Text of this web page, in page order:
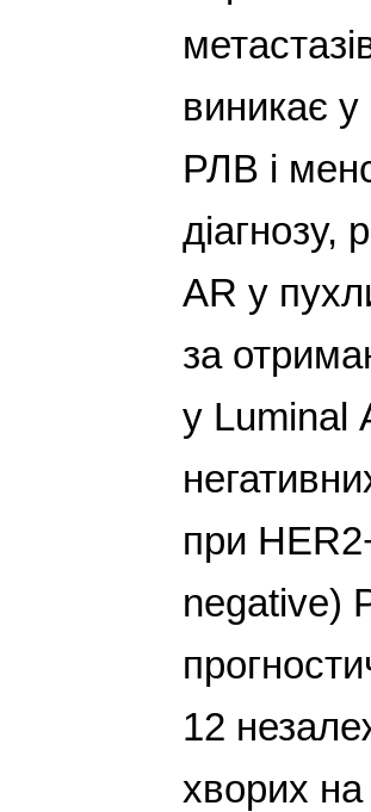
виникає у
РЛВ і
діагнозу,
AR у
за
у Luminal
при
negative)
12
хворих